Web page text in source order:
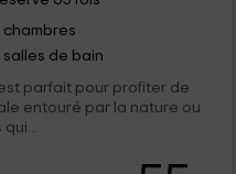
chambres
salles de bain
parfait pour profiter de
entouré par la nature ou